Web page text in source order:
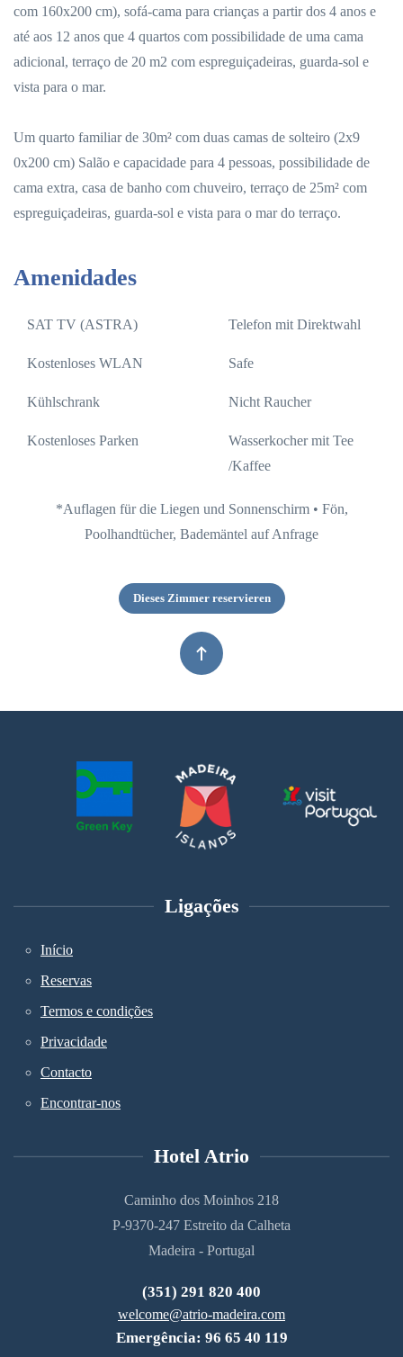
com 160x200 cm), sofá-cama para crianças a partir dos 4 anos e
até aos 12 anos que 4 quartos com possibilidade de uma cama
adicional, terraço de 20 m2 com espreguiçadeiras, guarda-sol e
vista para o mar.
Um quarto familiar de 30m² com duas camas de solteiro (2x9
0x200 cm) Salão e capacidade para 4 pessoas, possibilidade de
cama extra, casa de banho com chuveiro, terraço de 25m² com
espreguiçadeiras, guarda-sol e vista para o mar do terraço.
Amenidades
SAT TV (ASTRA) Telefon mit Direktwahl
Kostenloses WLAN Safe
Kühlschrank Nicht Raucher
Kostenloses Parken
Wasserkocher mit Tee
/Kaffee
*Auflagen für die Liegen und Sonnenschirm • Fön,
Poolhandtücher, Bademäntel auf Anfrage
Dieses Zimmer reservieren
Ligações
Início
Reservas
Termos e condições
Privacidade
Contacto
Encontrar-nos
Hotel Atrio
Caminho dos Moinhos 218
P-9370-247 Estreito da Calheta
Madeira - Portugal
(351) 291 820 400
welcome@atrio-madeira.com
Emergência: 96 65 40 119